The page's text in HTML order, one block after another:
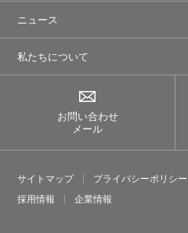
ニュース
私たちについて
お問い合わせ
メール
サイトマップ プライバシーポリシー
採⽤情報
企業情報